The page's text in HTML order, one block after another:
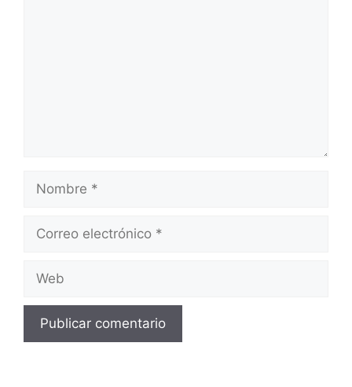
Nombre
Correo
Web